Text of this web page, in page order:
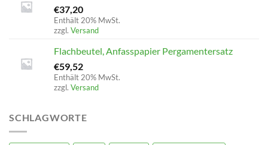
€37,20
Enthält 20% MwSt.
zzgl. Versand
Flachbeutel, Anfasspapier Pergamentersatz
€59,52
Enthält 20% MwSt.
zzgl. Versand
SCHLAGWORTE